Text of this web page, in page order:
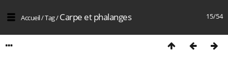
15/54
Accueil/Tag/Carpe et phalanges